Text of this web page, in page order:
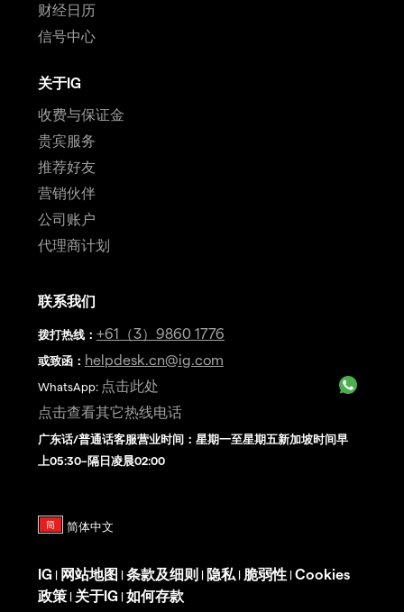
财经日历
信号中心
关于IG
收费与保证金
贵宾服务
推荐好友
营销伙伴
公司账户
代理商计划
联系我们
拨打热线 ： +61（3）9860 1776
或致函： helpdesk.cn@ig.com
WhatsApp: 点击此处
点击查看其它热线电话
广东话/普通话客服营业时间：星期一至星期五新加坡时间早
上05:30–隔日凌晨02:00
IG | 网站地图 | 条款及细则 | 隐私 | 脆弱性 | Cookies
政策 | 关于IG | 如何存款